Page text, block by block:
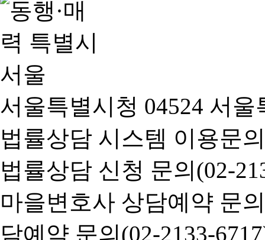
서울특별시청 04524 서
법률상담 시스템 이용문
법률상담 신청 문의(02-
마을변호사 상담예약 문
담예약 문의(02-2133-